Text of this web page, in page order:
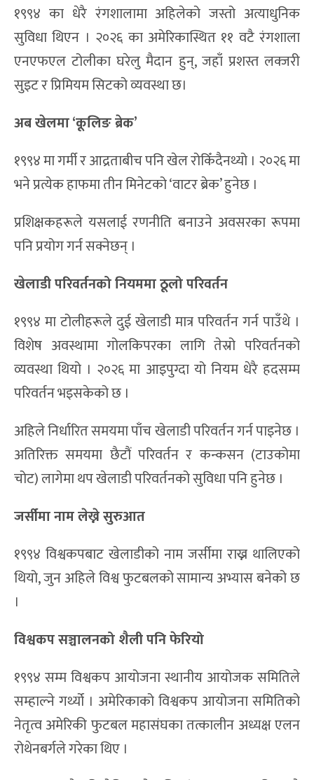
एक आयोजक देशबाट तीन देशसम्म
१९९४ को विश्वकप अमेरिकाका नौ रंगशालामा मात्र आयोजना
गरिएको थियो । २०२६ मा भने अमेरिका, क्यानडा र
मेक्सिकोका १६ रंगशालामा खेल हुनेछ ।
क्वार्टरफाइनलदेखि फाइनलसम्मका सबै खेल अमेरिकामा
हुनेछन् ।
आधुनिक रंगशाला र लक्जरी सुविधा
१९९४ का धेरै रंगशालामा अहिलेको जस्तो अत्याधुनिक
सुविधा थिएन । २०२६ का अमेरिकास्थित ११ वटै रंगशाला
एनएफएल टोलीका घरेलु मैदान हुन्, जहाँ प्रशस्त लक्जरी
सुइट र प्रिमियम सिटको व्यवस्था छ।
अब खेलमा ‘कूलिङ ब्रेक’
१९९४ मा गर्मी र आद्रताबीच पनि खेल रोकिँदैनथ्यो । २०२६ मा
भने प्रत्येक हाफमा तीन मिनेटको ‘वाटर ब्रेक’ हुनेछ ।
प्रशिक्षकहरूले यसलाई रणनीति बनाउने अवसरका रूपमा
पनि प्रयोग गर्न सक्नेछन् ।
खेलाडी परिवर्तनको नियममा ठूलो परिवर्तन
१९९४ मा टोलीहरूले दुई खेलाडी मात्र परिवर्तन गर्न पाउँथे ।
विशेष अवस्थामा गोलकिपरका लागि तेस्रो परिवर्तनको
व्यवस्था थियो । २०२६ मा आइपुग्दा यो नियम धेरै हदसम्म
परिवर्तन भइसकेको छ ।
अहिले निर्धारित समयमा पाँच खेलाडी परिवर्तन गर्न पाइनेछ ।
अतिरिक्त समयमा छैटौं परिवर्तन र कन्कसन (टाउकोमा
चोट) लागेमा थप खेलाडी परिवर्तनको सुविधा पनि हुनेछ ।
जर्सीमा नाम लेख्ने सुरुआत